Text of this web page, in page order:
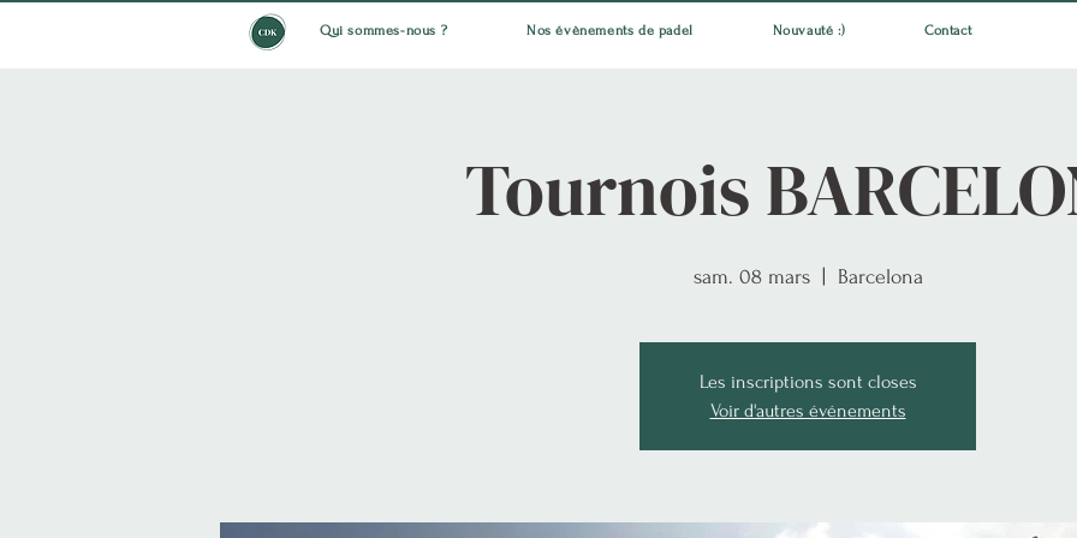
Qui sommes-nous ? Nos évènements de padel Nouvauté :) Contact
Tournois
sam. 08 mars
  |
Barcelona
Les inscriptions sont closes
Voir d'autres événements